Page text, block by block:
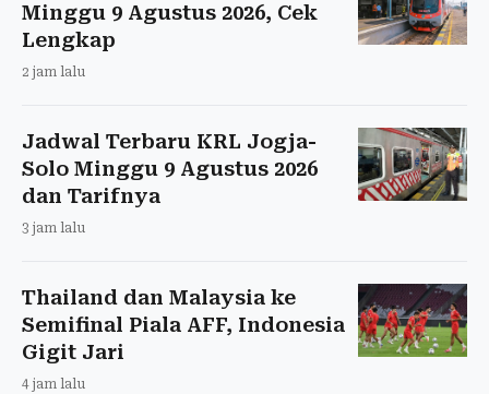
Minggu 9 Agustus 2026, Cek
Lengkap
2 jam lalu
Jadwal Terbaru KRL Jogja-
Solo Minggu 9 Agustus 2026
dan Tarifnya
3 jam lalu
Thailand dan Malaysia ke
Semifinal Piala AFF, Indonesia
Gigit Jari
4 jam lalu